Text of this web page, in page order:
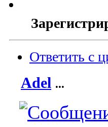
Ответить с
Adel ...